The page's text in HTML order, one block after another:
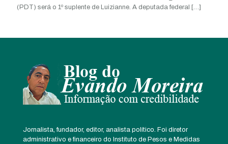
(PDT) será o 1º suplente de Luizianne. A deputada federal […]
Jornalista, fundador, editor, analista político. Foi diretor
administrativo e financeiro do Instituto de Pesos e Medidas